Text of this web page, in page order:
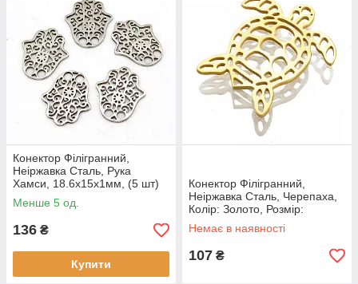
Конектор Філігранний,
Неіржавка Сталь, Рука
Хамси, 18.6х15х1мм, (5 шт)
Менше 5 од.
136 ₴
Купити
Конектор Філігранний,
Неіржавка Сталь, Черепаха,
Колір: Золото, Розмір:
24х21х1мм, (1 шт)
Немає в наявності
107 ₴